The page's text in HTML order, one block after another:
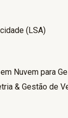
(LSA)
Nuvem para
& Gestão de